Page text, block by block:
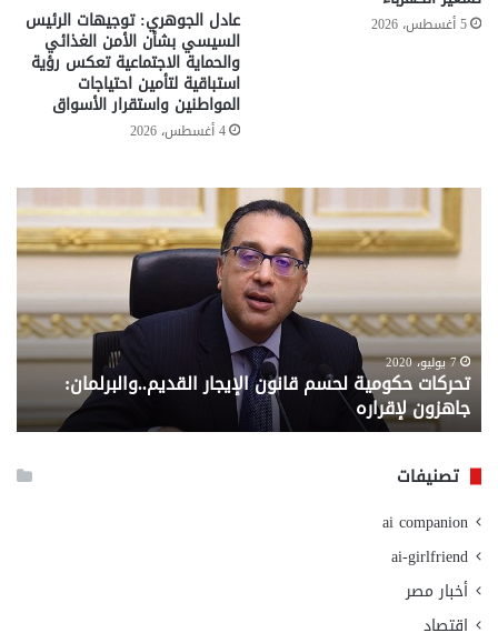
5 أغسطس، 2026 عادل الجوهري: توجيهات الرئيس
السيسي بشأن الأمن الغذائي
والحماية الاجتماعية تعكس رؤية
استباقية لتأمين احتياجات
المواطنين واستقرار الأسواق
4 أغسطس، 2026
تحركات
حكومية
لحسم
قانون
القديم..والبرلمان:
جاهزون
لإقراره
7 يوليو، 2020
تحركات حكومية لحسم قانون الإيجار القديم..والبرلمان:
جاهزون لإقراره
..
من
تصنيفات
ai companion
ai-girlfriend
أخبار مصر
اقتصاد